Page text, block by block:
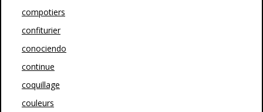
compotiers
confiturier
conociendo
continue
coquillage
couleurs